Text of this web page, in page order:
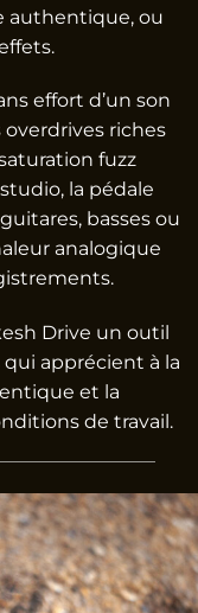
authentique, ou
effort d’un son
riches
fuzz
la pédale
basses ou
analogique
Drive un outil
apprécient à la
et la
de travail.